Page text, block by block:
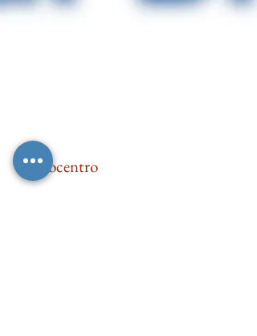
Microcentro